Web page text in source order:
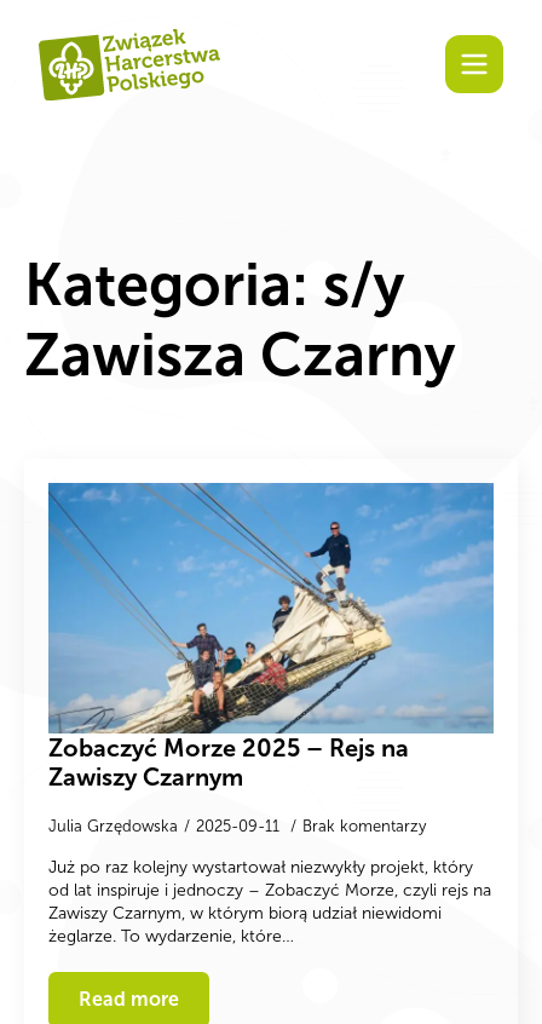
Kategoria: s/y
Zawisza Czarny
Zobaczyć Morze 2025 – Rejs na
Zawiszy Czarnym
Julia Grzędowska 2025-09-11 Brak komentarzy
Już po raz kolejny wystartował niezwykły projekt, który
od lat inspiruje i jednoczy – Zobaczyć Morze, czyli rejs na
Zawiszy Czarnym, w którym biorą udział niewidomi
żeglarze. To wydarzenie, które…
Read more